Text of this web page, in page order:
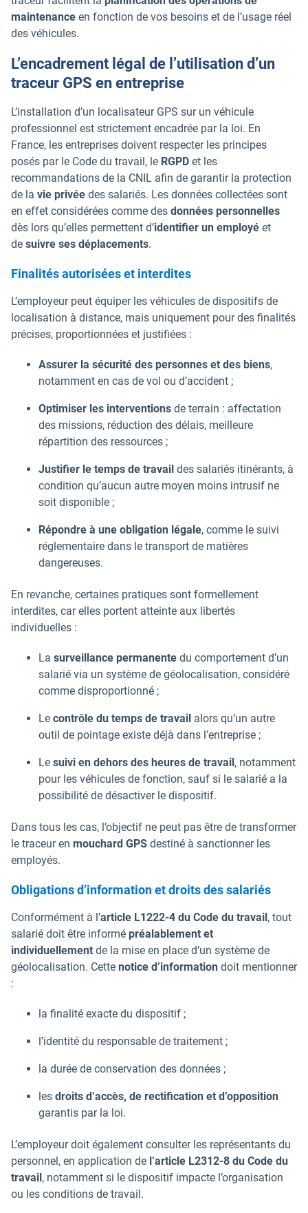
maintenance en fonction de vos besoins et de l’usage réel
des véhicules.
L’encadrement légal de l’utilisation d’un
traceur GPS en entreprise
L’installation d’un localisateur GPS sur un véhicule
professionnel est strictement encadrée par la loi. En
France, les entreprises doivent respecter les principes
posés par le Code du travail, le RGPD et les
recommandations de la CNIL afin de garantir la protection
de la vie privée des salariés. Les données collectées sont
en effet considérées comme des données personnelles
dès lors qu’elles permettent d’identifier un employé et
de suivre ses déplacements.
Finalités autorisées et interdites
L’employeur peut équiper les véhicules de dispositifs de
localisation à distance, mais uniquement pour des finalités
précises, proportionnées et justifiées :
Assurer la sécurité des personnes et des biens,
notamment en cas de vol ou d’accident ;
Optimiser les interventions de terrain : affectation
des missions, réduction des délais, meilleure
répartition des ressources ;
Justifier le temps de travail des salariés itinérants, à
condition qu’aucun autre moyen moins intrusif ne
soit disponible ;
Répondre à une obligation légale, comme le suivi
réglementaire dans le transport de matières
dangereuses.
En revanche, certaines pratiques sont formellement
interdites, car elles portent atteinte aux libertés
individuelles :
La surveillance permanente du comportement d’un
salarié via un système de géolocalisation, considéré
comme disproportionné ;
Le contrôle du temps de travail alors qu’un autre
outil de pointage existe déjà dans l’entreprise ;
Le suivi en dehors des heures de travail, notamment
pour les véhicules de fonction, sauf si le salarié a la
possibilité de désactiver le dispositif.
Dans tous les cas, l’objectif ne peut pas être de transformer
le traceur en mouchard GPS destiné à sanctionner les
employés.
Obligations d’information et droits des salariés
Conformément à l’article L1222-4 du Code du travail, tout
salarié doit être informé préalablement et
individuellement de la mise en place d’un système de
géolocalisation. Cette notice d’information doit mentionner
:
la finalité exacte du dispositif ;
l’identité du responsable de traitement ;
la durée de conservation des données ;
les droits d’accès, de rectification et d’opposition
garantis par la loi.
L’employeur doit également consulter les représentants du
personnel, en application de l’article L2312-8 du Code du
travail, notamment si le dispositif impacte l’organisation
ou les conditions de travail.